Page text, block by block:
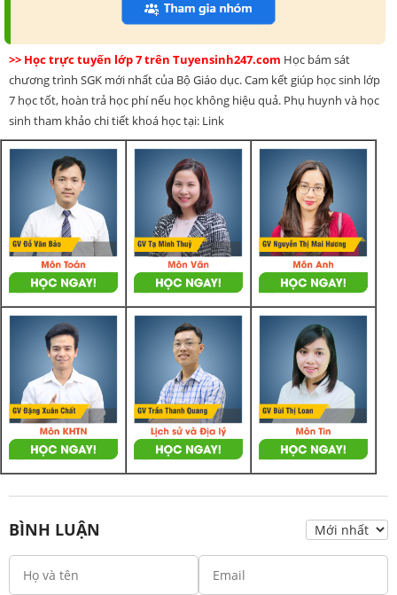
>> Học trực tuyến lớp 7 trên Tuyensinh247.com Học bám sát
chương trình SGK mới nhất của Bộ Giáo dục. Cam kết giúp học sinh lớp
7 học tốt, hoàn trả học phí nếu học không hiệu quả. Phụ huynh và học
sinh tham khảo chi tiết khoá học tại: Link
BÌNH LUẬN